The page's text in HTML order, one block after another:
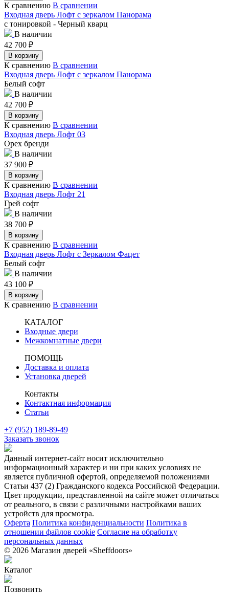
К сравнению В сравнении
Входная дверь Лофт с зеркалом Панорама
с тонировкой - Черный кварц
В наличии
42 700 ₽
В корзину
К сравнению В сравнении
Входная дверь Лофт с зеркалом Панорама
Белый софт
В наличии
42 700 ₽
В корзину
К сравнению В сравнении
Входная дверь Лофт 03
Орех бренди
В наличии
37 900 ₽
В корзину
К сравнению В сравнении
Входная дверь Лофт 21
Грей софт
В наличии
38 700 ₽
В корзину
К сравнению В сравнении
Входная дверь Лофт с Зеркалом Фацет
Белый софт
В наличии
43 100 ₽
В корзину
К сравнению В сравнении
КАТАЛОГ
Входные двери
Межкомнатные двери
ПОМОЩЬ
Доставка и оплата
Установка дверей
Контакты
Контактная информация
Статьи
+7 (952) 189-89-49
Заказать звонок
Данный интернет-сайт носит исключительно
информационный характер и ни при каких условиях не
является публичной офертой, определяемой положениями
Статьи 437 (2) Гражданского кодекса Российской Федерации.
Цвет продукции, представленной на сайте может отличаться
от реального, в связи с различными настройками ваших
устройств для просмотра.
Оферта Политика конфиденциальности Политика в
отношении файлов cookie Согласие на обработку
персональных данных
© 2026 Магазин дверей «Sheffdoors»
Каталог
Позвонить